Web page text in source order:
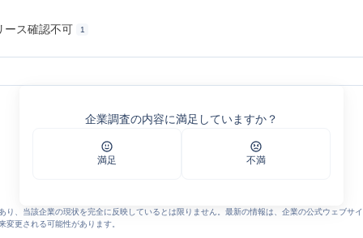
ース確認不可 1
企業調査の内容に満足していますか？
満足 不満
り、当該企業の現状を完全に反映しているとは限りません。最新の情報は、企業の公式ウェブサ
更される可能性があります。